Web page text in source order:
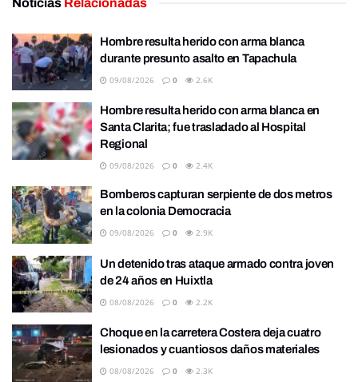
Hombre resulta herido con arma blanca
durante presunto asalto en Tapachula
09/08/2026 0 2.6K
Hombre resulta herido con arma blanca en
Santa Clarita; fue trasladado al Hospital
Regional
09/08/2026 0 2.4K
Bomberos capturan serpiente de dos metros
en la colonia Democracia
09/08/2026 0 2.9K
Un detenido tras ataque armado contra joven
de 24 años en Huixtla
08/08/2026 0 2.2K
Choque en la carretera Costera deja cuatro
lesionados y cuantiosos daños materiales
08/08/2026 0 2.3K